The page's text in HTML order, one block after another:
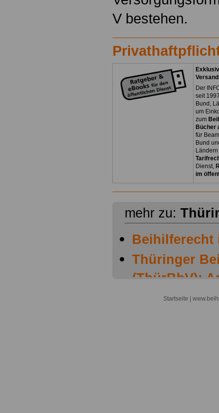
V bestehen.
Der
seit
Bund,
um
zum
Bücher
für
Bund
Dienst,
im
mehr zu:
Beihilferecht
Thüringer
(ThürBhV):
Startseite |